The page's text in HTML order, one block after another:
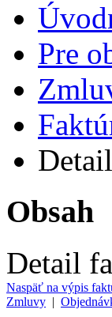
Pre
Obsah
Detail
Naspäť na výpis
Zmluvy |